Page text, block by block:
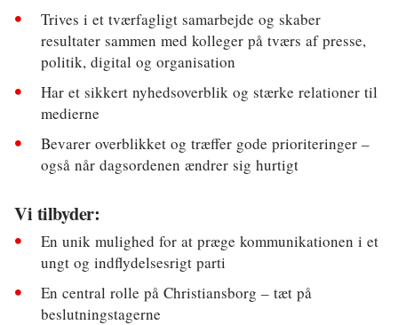
Trives i et tværfagligt samarbejde og skaber
resultater sammen med kolleger på tværs af presse,
politik, digital og organisation
Har et sikkert nyhedsoverblik og stærke relationer til
medierne
Bevarer overblikket og træffer gode prioriteringer –
også når dagsordenen ændrer sig hurtigt
Vi tilbyder:
En unik mulighed for at præge kommunikationen i et
ungt og indflydelsesrigt parti
En central rolle på Christiansborg – tæt på
beslutningstagerne